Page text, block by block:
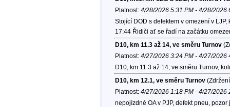
Platnost: 4/28/2026 5:31 PM - 4/28/2026
Stojící DOD s defektem v omezení v
17:44 Řidiči ať se řadí na začátku
D10, km 11.3 až 14, ve směru Turnov
Platnost: 4/27/2026 3:24 PM - 4/27/2026
D10, km 11.3 až 14, ve směru Turnov,
D10, km 12.1, ve směru Turnov
Platnost: 4/27/2026 1:18 PM - 4/27/2026
nepojízdné OA v PJP, defekt pneu, pozor